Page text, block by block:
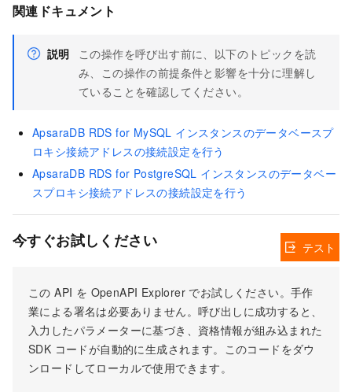
関連ドキュメント
説明
この操作を呼び出す前に、以下のトピックを読
み、この操作の前提条件と影響を十分に理解し
ていることを確認してください。
ApsaraDB RDS for MySQL インスタンスのデータベースプ
ロキシ接続アドレスの接続設定を行う
ApsaraDB RDS for PostgreSQL インスタンスのデータベー
スプロキシ接続アドレスの接続設定を行う
今すぐお試しください
この API を OpenAPI Explorer でお試しください。手作
業による署名は必要ありません。呼び出しに成功すると、
入力したパラメーターに基づき、資格情報が組み込まれた
SDK コードが自動的に生成されます。このコードをダウ
ンロードしてローカルで使用できます。
テスト